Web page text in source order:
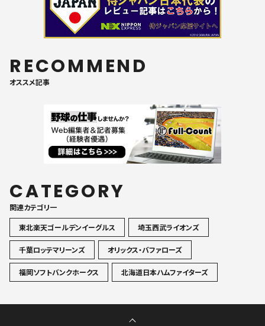
RECOMMEND
オススメ記事
CATEGORY
関連カテゴリ一
東北楽天ゴールデンイーグルス
埼玉西武ライオンズ
千葉ロッテマリーンズ オリックス・バファローズ
福岡ソフトバンクホークス 北海道日本ハムファイターズ